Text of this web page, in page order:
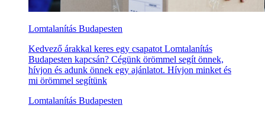
Lomtalanítás Budapesten
Kedvező árakkal keres egy csapatot Lomtalanítás
Budapesten kapcsán? Cégünk örömmel segít önnek,
hívjon és adunk önnek egy ajánlatot. Hívjon minket és
mi örömmel segítünk
Lomtalanítás Budapesten